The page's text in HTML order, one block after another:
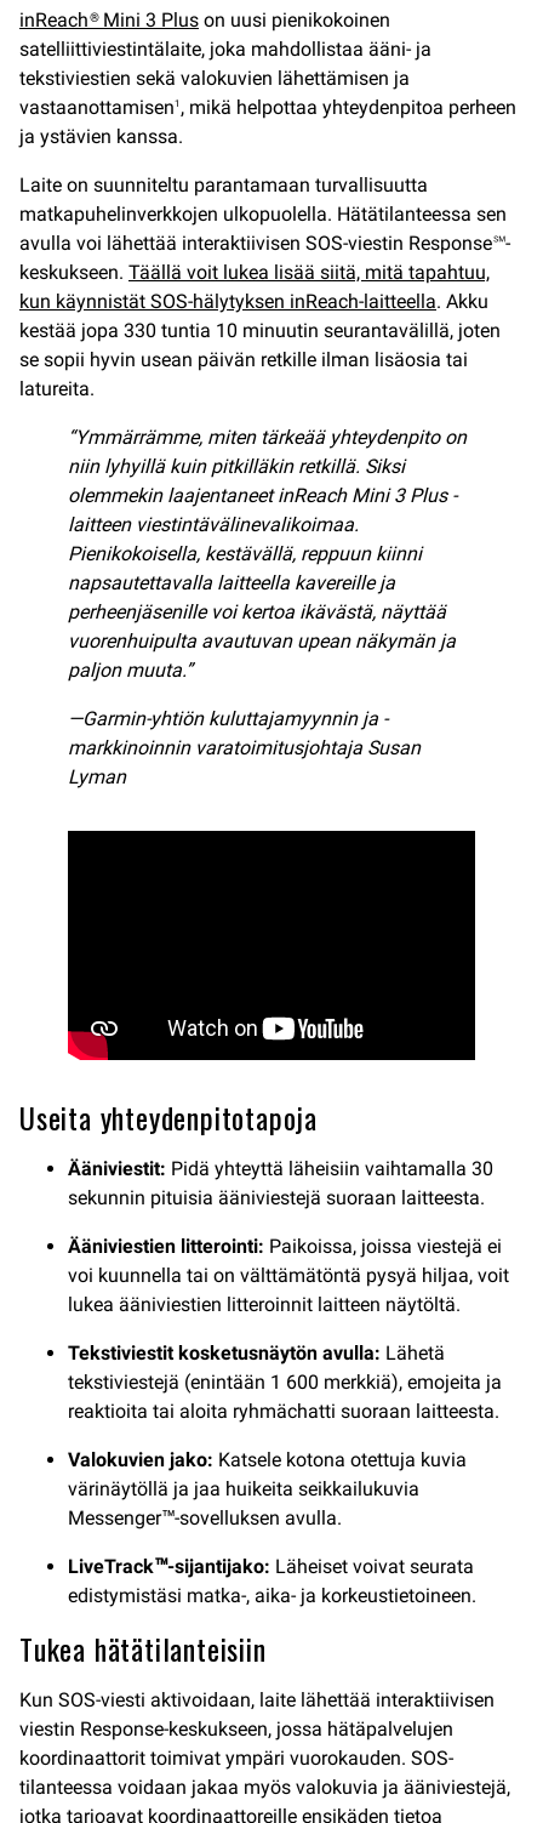
inReach® Mini 3 Plus on uusi pienikokoinen
satelliittiviestintälaite, joka mahdollistaa ääni- ja
tekstiviestien sekä valokuvien lähettämisen ja
vastaanottamisen1 , mikä helpottaa yhteydenpitoa perheen
ja ystävien kanssa.
Laite on suunniteltu parantamaan turvallisuutta
matkapuhelinverkkojen ulkopuolella. Hätätilanteessa sen
avulla voi lähettää interaktiivisen SOS-viestin Response℠-
keskukseen. Täällä voit lukea lisää siitä, mitä tapahtuu,
kun käynnistät SOS-hälytyksen inReach-laitteella. Akku
kestää jopa 330 tuntia 10 minuutin seurantavälillä, joten
se sopii hyvin usean päivän retkille ilman lisäosia tai
latureita.
“Ymmärrämme, miten tärkeää yhteydenpito on
niin lyhyillä kuin pitkilläkin retkillä. Siksi
olemmekin laajentaneet inReach Mini 3 Plus -
laitteen viestintävälinevalikoimaa.
Pienikokoisella, kestävällä, reppuun kiinni
napsautettavalla laitteella kavereille ja
perheenjäsenille voi kertoa ikävästä, näyttää
vuorenhuipulta avautuvan upean näkymän ja
paljon muuta.”
—Garmin-yhtiön kuluttajamyynnin ja -
markkinoinnin varatoimitusjohtaja Susan
Lyman
Useita yhteydenpitotapoja
Ääniviestit: Pidä yhteyttä läheisiin vaihtamalla 30
sekunnin pituisia ääniviestejä suoraan laitteesta.
Ääniviestien litterointi: Paikoissa, joissa viestejä ei
voi kuunnella tai on välttämätöntä pysyä hiljaa, voit
lukea ääniviestien litteroinnit laitteen näytöltä.
Tekstiviestit kosketusnäytön avulla: Lähetä
tekstiviestejä (enintään 1 600 merkkiä), emojeita ja
reaktioita tai aloita ryhmächatti suoraan laitteesta.
Valokuvien jako: Katsele kotona otettuja kuvia
värinäytöllä ja jaa huikeita seikkailukuvia
Messenger™-sovelluksen avulla.
LiveTrack™-sijantijako: Läheiset voivat seurata
edistymistäsi matka-, aika- ja korkeustietoineen.
Tukea hätätilanteisiin
Kun SOS-viesti aktivoidaan, laite lähettää interaktiivisen
viestin Response-keskukseen, jossa hätäpalvelujen
koordinaattorit toimivat ympäri vuorokauden. SOS-
tilanteessa voidaan jakaa myös valokuvia ja ääniviestejä,
jotka tarjoavat koordinaattoreille ensikäden tietoa